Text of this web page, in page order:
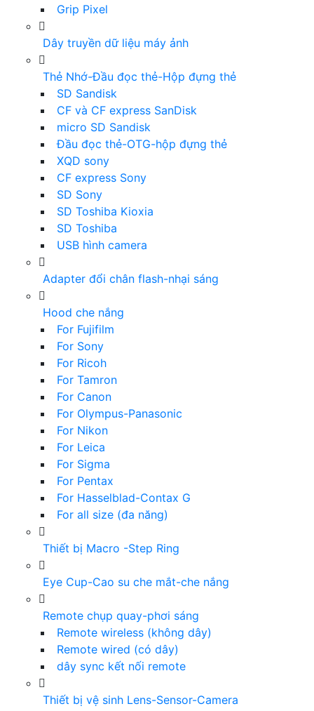
Grip Pixel
Dây truyền dữ liệu máy ảnh
Thẻ Nhớ-Đầu đọc thẻ-Hộp đựng thẻ
SD Sandisk
CF và CF express SanDisk
micro SD Sandisk
Đầu đọc thẻ-OTG-hộp đựng thẻ
XQD sony
CF express Sony
SD Sony
SD Toshiba Kioxia
SD Toshiba
USB hình camera
Adapter đổi chân flash-nhại sáng
Hood che nắng
For Fujifilm
For Sony
For Ricoh
For Tamron
For Canon
For Olympus-Panasonic
For Nikon
For Leica
For Sigma
For Pentax
For Hasselblad-Contax G
For all size (đa năng)
Thiết bị Macro -Step Ring
Eye Cup-Cao su che mắt-che nắng
Remote chụp quay-phơi sáng
Remote wireless (không dây)
Remote wired (có dây)
dây sync kết nối remote
Thiết bị vệ sinh Lens-Sensor-Camera